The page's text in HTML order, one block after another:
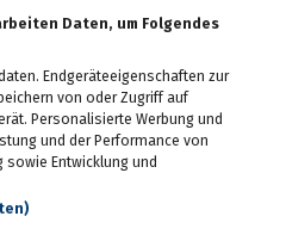
Daten, um Folgendes
Endgeräteeigenschaften zur
von oder Zugriff auf
Personalisierte Werbung und
und der Performance von
sowie Entwicklung und